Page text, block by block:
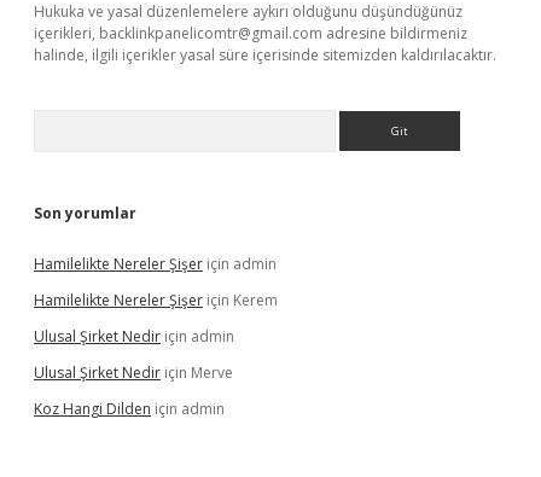
Hukuka ve yasal düzenlemelere aykırı olduğunu düşündüğünüz
içerikleri, backlinkpanelicomtr@gmail.com adresine bildirmeniz
halinde, ilgili içerikler yasal süre içerisinde sitemizden kaldırılacaktır.
Son yorumlar
Hamilelikte Nereler Şişer için admin
Hamilelikte Nereler Şişer için Kerem
Ulusal Şirket Nedir için admin
Ulusal Şirket Nedir için Merve
Koz Hangi Dilden için admin